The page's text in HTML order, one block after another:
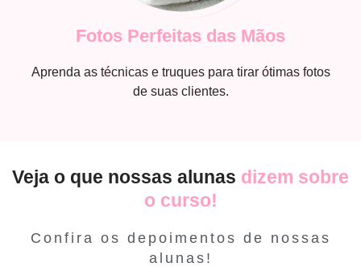
Fotos Perfeitas das Mãos
Aprenda as técnicas e truques para tirar ótimas fotos
de suas clientes.
Veja o que nossas alunas dizem sobre
o curso!
Confira os depoimentos de nossas
alunas!